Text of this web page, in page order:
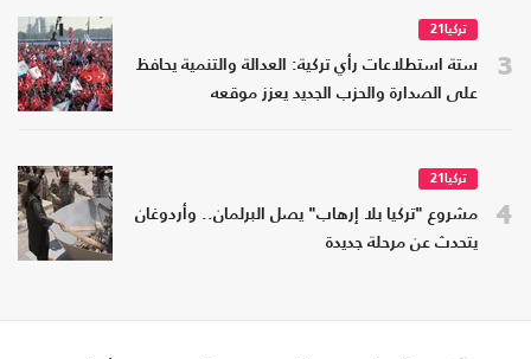
3
تركيا21
ستة استطلاعات رأي تركية: العدالة والتنمية يحافظ
على الصدارة والحزب الجديد يعزز موقعه
4
تركيا21
مشروع "تركيا بلا إرهاب" يصل البرلمان.. وأردوغان
يتحدث عن مرحلة جديدة